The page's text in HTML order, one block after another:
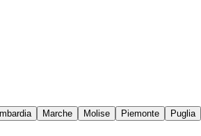
Marche Molise Piemonte Puglia